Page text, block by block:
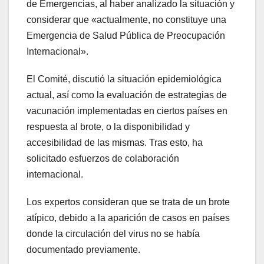
de Emergencias, al haber analizado la situación y
considerar que «actualmente, no constituye una
Emergencia de Salud Pública de Preocupación
Internacional».
El Comité, discutió la situación epidemiológica
actual, así como la evaluación de estrategias de
vacunación implementadas en ciertos países en
respuesta al brote, o la disponibilidad y
accesibilidad de las mismas. Tras esto, ha
solicitado esfuerzos de colaboración
internacional.
Los expertos consideran que se trata de un brote
atípico, debido a la aparición de casos en países
donde la circulación del virus no se había
documentado previamente.